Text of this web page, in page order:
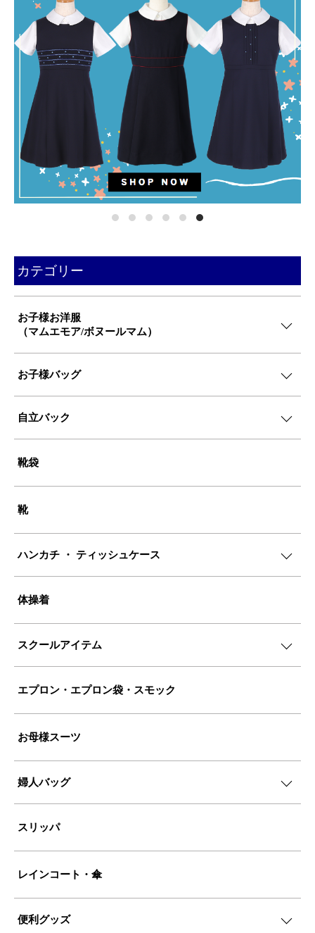
カテゴリー
お子様お洋服
（マムエモア/ボヌールマム）
お子様バッグ
自立バック
靴袋
靴
ハンカチ ・ ティッシュケース
体操着
スクールアイテム
エプロン・エプロン袋・スモック
お母様スーツ
婦人バッグ
スリッパ
レインコート・傘
便利グッズ